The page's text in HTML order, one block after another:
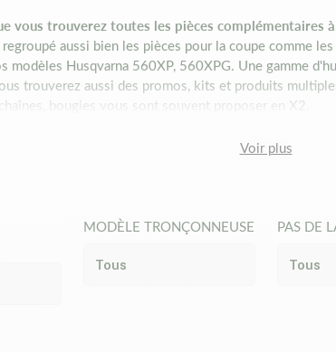
vous trouverez toutes les pièces complémentaires
aussi bien les pièces pour la coupe comme
modèles Husqvarna 560XP, 560XPG. Une gamme
trouverez aussi des promos, kits et produits
bougies vous sont souvent proposer en X2.
sont dans la grande majorité des pièces adaptables
Voir plus
MODÈLE TRONÇONNEUSE PAS DE